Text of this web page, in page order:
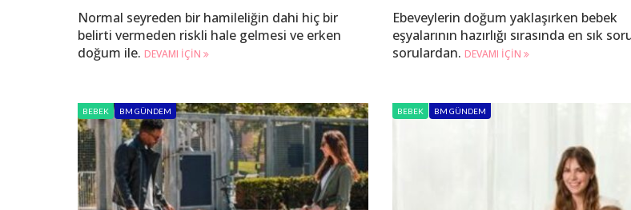
Normal seyreden bir hamileliğin dahi hiç bir
belirti vermeden riskli hale gelmesi ve erken
doğum ile. DEVAMI IÇIN
Ebeveylerin doğum yaklaşırken bebek
eşyalarının hazırlığı sırasında en sık
sorulardan. DEVAMI IÇIN
BEBEK BM GÜNDEM BEBEK BM GÜNDEM